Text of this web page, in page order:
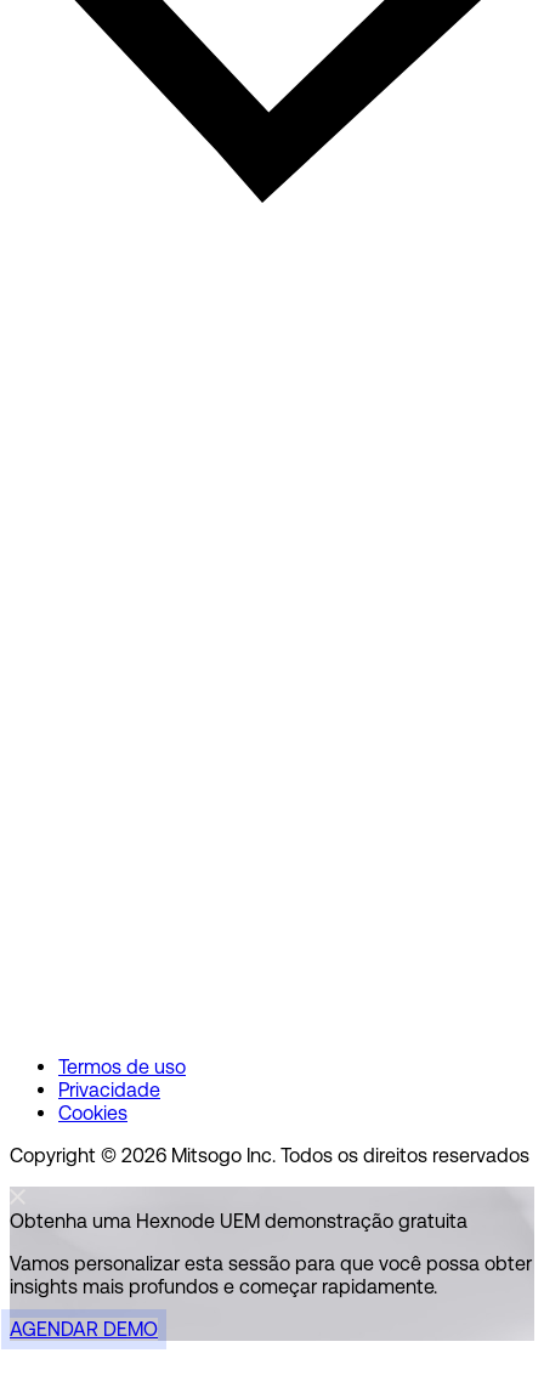
Termos de uso
Privacidade
Cookies
Copyright © 2026 Mitsogo Inc. Todos os direitos reservados
Obtenha uma Hexnode UEM demonstração gratuita
Vamos personalizar esta sessão para que você possa obter
insights mais profundos e começar rapidamente.
AGENDAR DEMO